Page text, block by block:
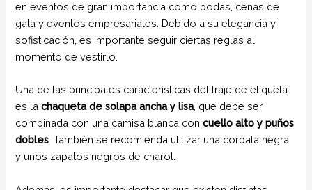
en eventos de gran importancia como bodas, cenas de
gala y eventos empresariales. Debido a su elegancia y
sofisticación, es importante seguir ciertas reglas al
momento de vestirlo.
Una de las principales características del traje de etiqueta
es lachaqueta de solapa ancha y lisa, que debe ser
combinada con una camisa blanca concuello alto y puños
dobles . También se recomienda utilizar una corbata negra
y unos zapatos negros de charol.